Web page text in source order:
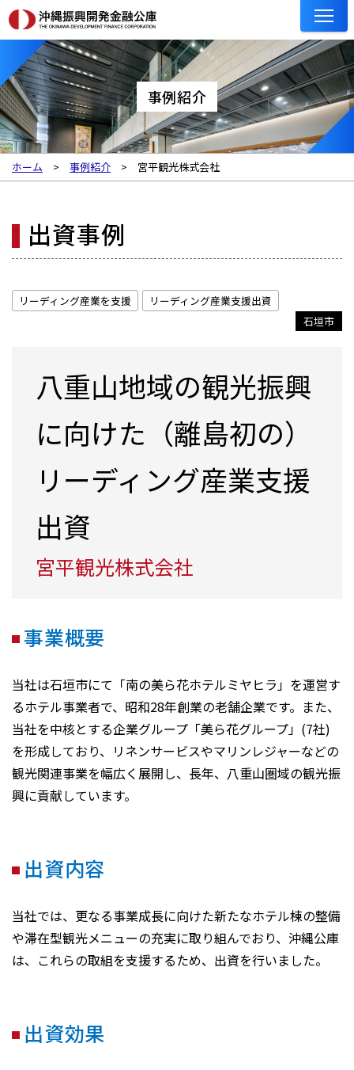
事例紹介
ホーム 事例紹介 宮平観光株式会社
出資事例
リーディング産業を支援
リーディング産業支援出資
石垣市
八重山地域の観光振興
に向けた（離島初の）
リーディング産業支援
出資
宮平観光株式会社
事業概要
当社は石垣市にて「南の美ら花ホテルミヤヒラ」を運営す
るホテル事業者で、昭和28年創業の老舗企業です。また、
当社を中核とする企業グループ「美ら花グループ」(7社)
を形成しており、リネンサービスやマリンレジャーなどの
観光関連事業を幅広く展開し、長年、八重山圏域の観光振
興に貢献しています。
出資内容
当社では、更なる事業成長に向けた新たなホテル棟の整備
や滞在型観光メニューの充実に取り組んでおり、沖縄公庫
は、これらの取組を支援するため、出資を行いました。
出資効果